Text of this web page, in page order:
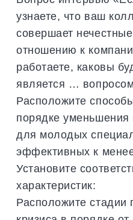
узнаете, что ваш
совершает
отношению к
работаете, каковы
является …
Расположите
порядке уменьшения
для молодых
эффективных к
Установите
характеристик:
Расположите стадии